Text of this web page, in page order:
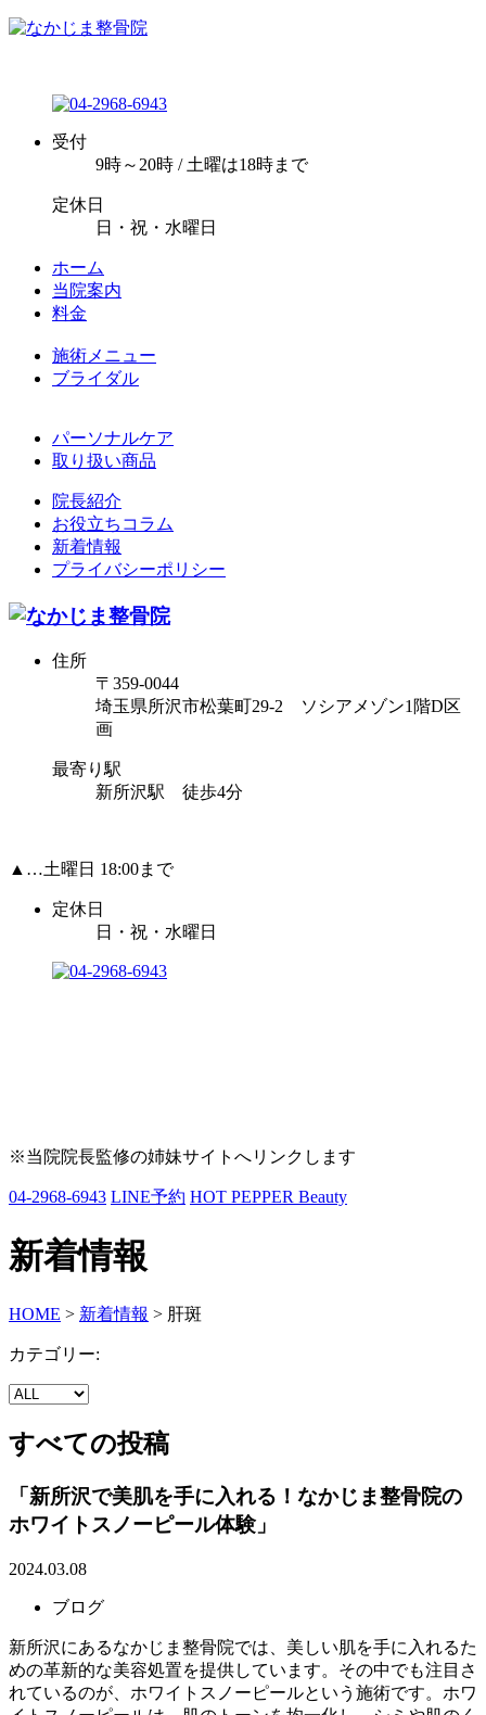
受付
9時～20時 / 土曜は18時まで
定休日
日・祝・水曜日
ホーム
当院案内
料金
施術メニュー
ブライダル
パーソナルケア
取り扱い商品
院長紹介
お役立ちコラム
新着情報
プライバシーポリシー
住所
〒359-0044
埼玉県所沢市松葉町29-2 ソシアメゾン1階D区
画
最寄り駅
新所沢駅 徒歩4分
▲…土曜日 18:00まで
定休日
日・祝・水曜日
※当院院長監修の姉妹サイトへリンクします
04-2968-6943 LINE予約 HOT PEPPER Beauty
新着情報
HOME > 新着情報 > 肝斑
カテゴリー:
すべての投稿
「新所沢で美肌を手に入れる！なかじま整骨院の
ホワイトスノーピール体験」
2024.03.08
ブログ
新所沢にあるなかじま整骨院では、美しい肌を手に入れるた
めの革新的な美容処置を提供しています。その中でも注目さ
れているのが、ホワイトスノーピールという施術です。ホワ